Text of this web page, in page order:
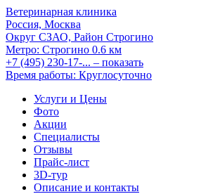
Ветеринарная клиника
Россия, Москва
Округ СЗАО, Район Строгино
Метро: Строгино 0.6 км
+7 (495) 230-17-... – показать
Время работы: Круглосуточно
Услуги и Цены
Фото
Акции
Специалисты
Отзывы
Прайс-лист
3D-тур
Описание и контакты